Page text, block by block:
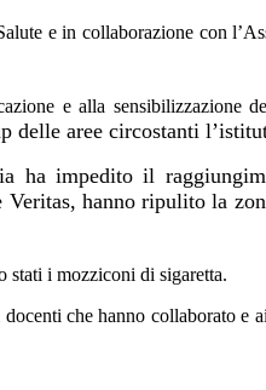
e in collaborazione con
e alla sensibilizzazione
delle aree circostanti
ha impedito il
hanno ripulito la
stati i mozziconi di sigaretta.
che hanno collaborato e